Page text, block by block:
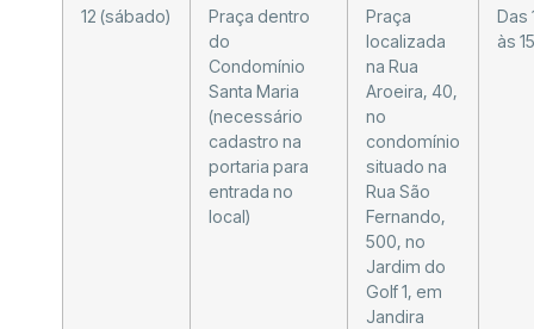
12 (sábado)
Praça dentro
do
Condomínio
Santa Maria
(necessário
cadastro na
portaria para
entrada no
local)
Praça
localizada
na Rua
Aroeira, 40,
no
condomínio
situado na
Rua São
Fernando,
500, no
Jardim do
Golf 1, em
Jandira
Das
às